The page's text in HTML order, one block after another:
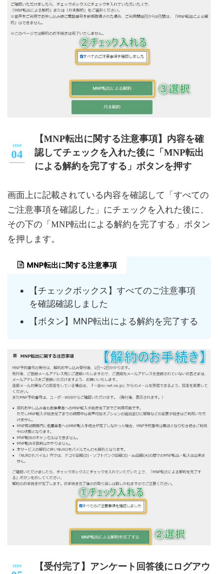
【MNP転出に関する注意事項】内容を確
認してチェックを入れた後に「MNP転出
による解約を完了する」ボタンを押す
画面上に記載されている内容を確認して「すべての
ご注意事項を確認した」にチェックを入れた後に、
その下の「MNP転出による解約を完了する」ボタン
を押します。
MNP転出に関する注意事項
【チェックボックス】すべてのご注意事項
を確認確認しました
【ボタン】MNP転出による解約を完了する
【受付完了】アンケート回答後にログアウ